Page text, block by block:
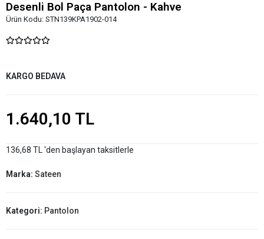
Desenli Bol Paça Pantolon - Kahve
Ürün Kodu: STN139KPA1902-014
KARGO BEDAVA
1.640,10 TL
136,68 TL 'den başlayan taksitlerle
Marka: Sateen
Kategori: Pantolon